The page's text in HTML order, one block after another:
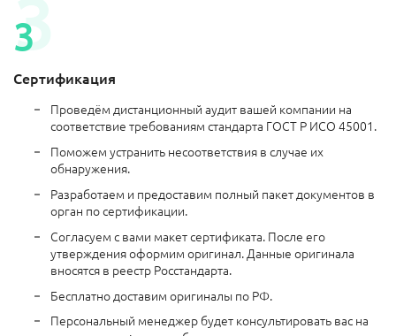
Сертификация
Проведём дистанционный аудит вашей компании на
соответствие требованиям стандарта ГОСТ Р ИСО 45001.
Поможем устранить несоответствия в случае их
обнаружения.
Разработаем и предоставим полный пакет документов в
орган по сертификации.
Согласуем с вами макет сертификата. После его
утверждения оформим оригинал. Данные оригинала
вносятся в реестр Росстандарта.
Бесплатно доставим оригиналы по РФ.
Персональный менеджер будет консультировать вас на